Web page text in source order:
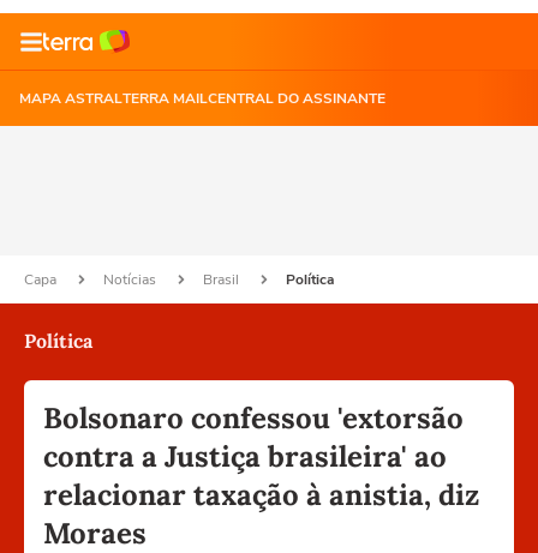
MAPA ASTRALTERRA MAILCENTRAL DO ASSINANTE
Capa Notícias Brasil Política
Política
Bolsonaro confessou 'extorsão
contra a Justiça brasileira' ao
relacionar taxação à anistia, diz
Moraes